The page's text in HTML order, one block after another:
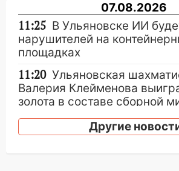
07.08.2026
11:25 В Ульяновске ИИ
нарушителей на
площадках
11:20 Ульяновская
Валерия Клейменова
золота в составе сборной
11:16
В Ульяновске
доску декабристу
Другие